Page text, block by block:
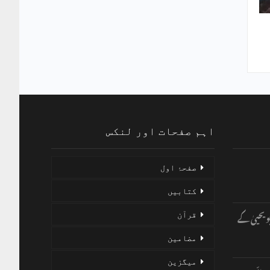
یحییٰ کے
اہم صفحات اور لنکس
صفحۂ اول
کتابیں
قرآن
مضامین
میگزین